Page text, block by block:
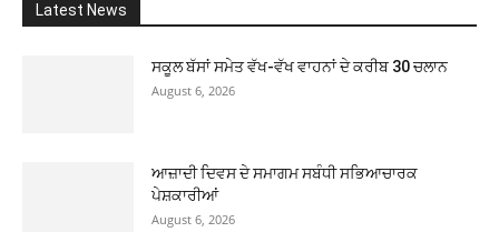
Latest News
ਸਕੂਲ ਬੱਸਾਂ ਸਮੇਤ ਵੱਖ-ਵੱਖ ਵਾਹਨਾਂ ਦੇ ਕਰੀਬ 30 ਚਲਾਨ
August 6, 2026
ਆਜ਼ਾਦੀ ਦਿਵਸ ਦੇ ਸਮਾਗਮ ਸਬੰਧੀ ਸਭਿਆਚਾਰਕ
ਪੇਸ਼ਕਾਰੀਆਂ
August 6, 2026